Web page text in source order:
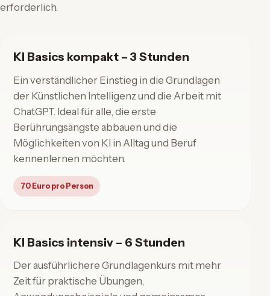
erforderlich.
KI Basics kompakt – 3 Stunden
Ein verständlicher Einstieg in die Grundlagen
der Künstlichen Intelligenz und die Arbeit mit
ChatGPT. Ideal für alle, die erste
Berührungsängste abbauen und die
Möglichkeiten von KI in Alltag und Beruf
kennenlernen möchten.
70 Euro pro Person
KI Basics intensiv – 6 Stunden
Der ausführlichere Grundlagenkurs mit mehr
Zeit für praktische Übungen,